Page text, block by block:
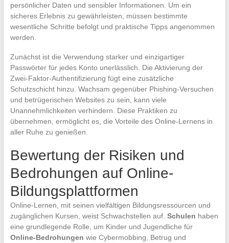
persönlicher Daten und sensibler Informationen. Um ein
sicheres Erlebnis zu gewährleisten, müssen bestimmte
wesentliche Schritte befolgt und praktische Tipps angenommen
werden.
Zunächst ist die Verwendung starker und einzigartiger
Passwörter für jedes Konto unerlässlich. Die Aktivierung der
Zwei-Faktor-Authentifizierung fügt eine zusätzliche
Schutzschicht hinzu. Wachsam gegenüber Phishing-Versuchen
und betrügerischen Websites zu sein, kann viele
Unannehmlichkeiten verhindern. Diese Praktiken zu
übernehmen, ermöglicht es, die Vorteile des Online-Lernens in
aller Ruhe zu genießen.
Bewertung der Risiken und
Bedrohungen auf Online-
Bildungsplattformen
Online-Lernen, mit seinen vielfältigen Bildungsressourcen und
zugänglichen Kursen, weist Schwachstellen auf. Schulen haben
eine grundlegende Rolle, um Kinder und Jugendliche für
Online-Bedrohungen wie Cybermobbing, Betrug und